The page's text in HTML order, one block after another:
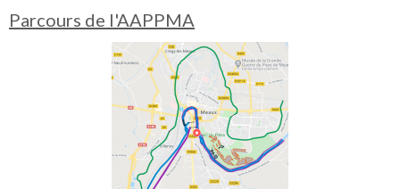
Parcours de l'AAPPMA